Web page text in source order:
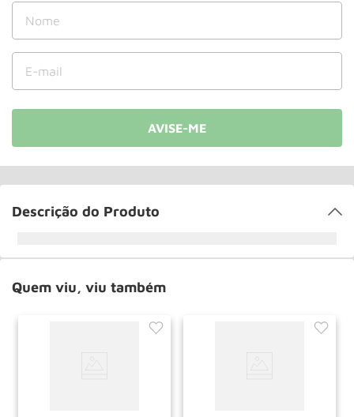
Descrição do Produto
Quem viu, viu também